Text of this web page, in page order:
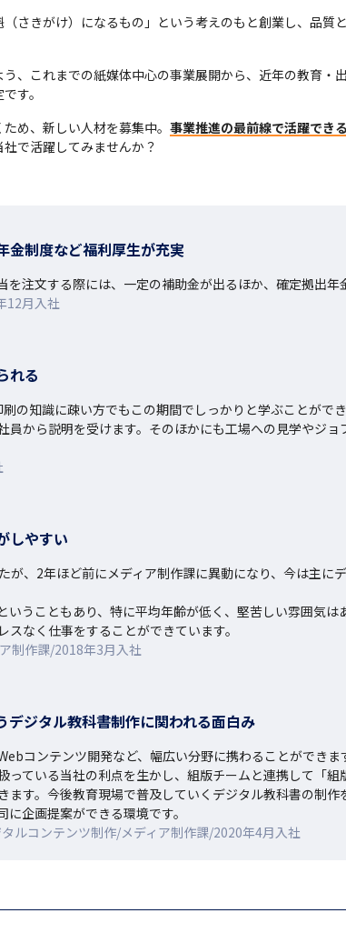
さきがけ）になるもの」という考えのもと創業し、品質
、これまでの紙媒体中心の事業展開から、近年の教育・
す。
め、新しい人材を募集中。 事業推進の最前線で活躍でき
で活躍してみませんか？
金制度など福利厚生が充実
注文する際には、一定の補助金が出るほか、確定拠出年
12月入社
れる
の知識に疎い方でもこの期間でしっかりと学ぶことがで
員から説明を受けます。そのほかにも工場への見学やジ
しやすい
が、2年ほど前にメディア制作課に異動になり、今は主に
うこともあり、特に平均年齢が低く、堅苦しい雰囲気は
なく仕事をすることができています。
制作課/2018年3月入社
デジタル教科書制作に関われる面白み
コンテンツ開発など、幅広い分野に携わることができま
ている当社の利点を生かし、組版チームと連携して「組
す。今後教育現場で普及していくデジタル教科書の制作
企画提案ができる環境です。
ルコンテンツ制作/メディア制作課/2020年4月入社